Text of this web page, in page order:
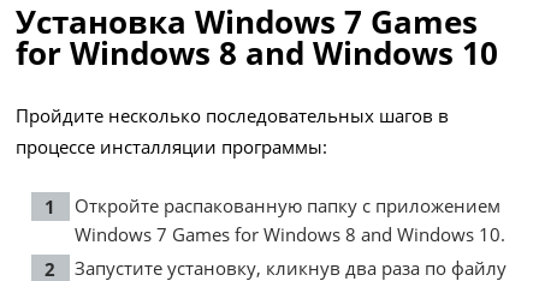
Установка Windows 7 Games
for Windows 8 and Windows 10
Пройдите несколько последовательных шагов в
процессе инсталляции программы:
Откройте распакованную папку с приложением
Windows 7 Games for Windows 8 and Windows 10.
Запустите установку, кликнув два раза по файлу